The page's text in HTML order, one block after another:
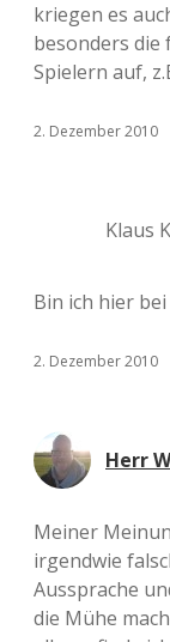
kriegen es
besonders die
Spielern auf,
2. Dezember 2010
Klaus
Bin ich hier
2. Dezember 2010
Herr
Meiner
irgendwie
Aussprache
die Mühe